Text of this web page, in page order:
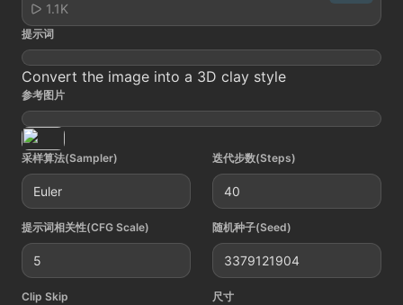
1.1K
提示词
Convert the image into a 3D clay style
参考图片
采样算法(Sampler)
Euler
迭代步数(Steps)
40
提示词相关性(CFG Scale)
5
随机种子(Seed)
3379121904
Clip Skip 尺寸